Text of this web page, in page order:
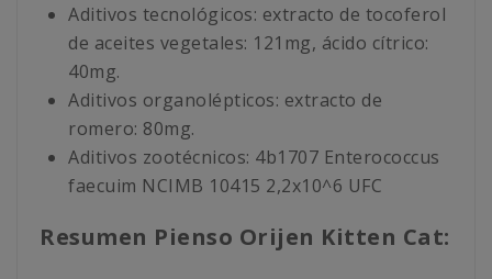
Aditivos tecnológicos: extracto de tocoferol
de aceites vegetales: 121mg, ácido cítrico:
40mg.
Aditivos organolépticos: extracto de
romero: 80mg.
Aditivos zootécnicos: 4b1707 Enterococcus
faecuim NCIMB 10415 2,2x10^6 UFC
Resumen Pienso Orijen Kitten Cat: